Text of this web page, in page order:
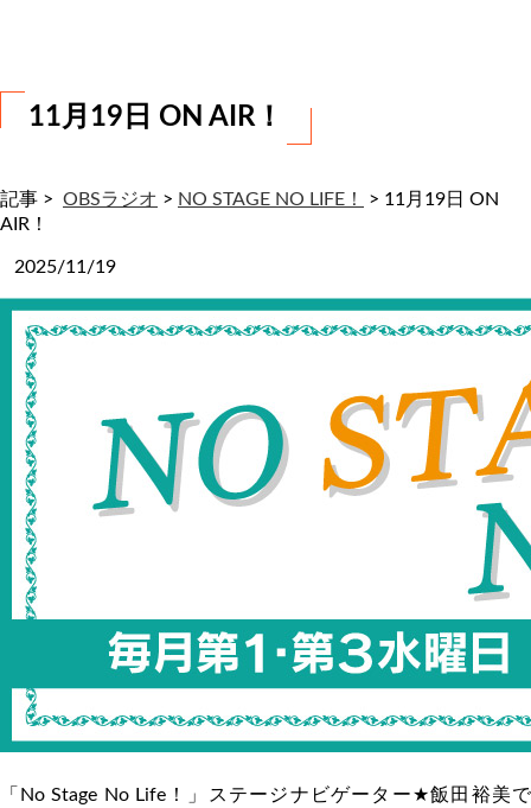
11月19日 ON AIR！
記事 > OBSラジオ > NO STAGE NO LIFE！ > 11月19日 ON
AIR！
2025/11/19
「 No Stage No Life！」ステージナビゲーター★飯田裕美で